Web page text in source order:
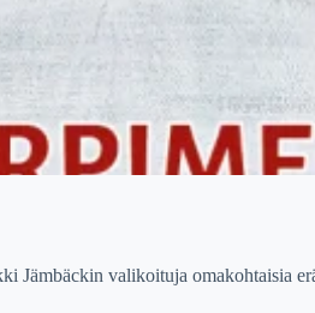
valikoituja omakohtaisia